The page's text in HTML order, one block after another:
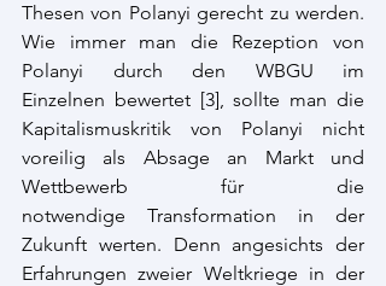
Thesen von Polanyi gerecht zu werden.
Wie immer man die Rezeption von
Polanyi durch den WBGU im
Einzelnen bewertet [3], sollte man die
Kapitalismuskritik von Polanyi nicht
voreilig als Absage an Markt und
Wettbewerb für die
notwendige Transformation in der
Zukunft werten. Denn angesichts der
Erfahrungen zweier Weltkriege in der